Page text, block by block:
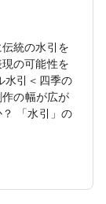
統の水引を
の可能性を
水引＜四季の
の幅が広が
「水引」の